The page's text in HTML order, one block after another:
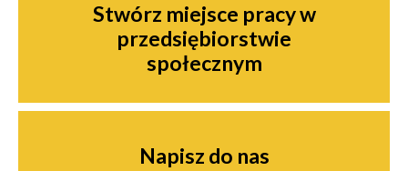
Stwórz miejsce pracy w
przedsiębiorstwie
społecznym
Napisz do nas